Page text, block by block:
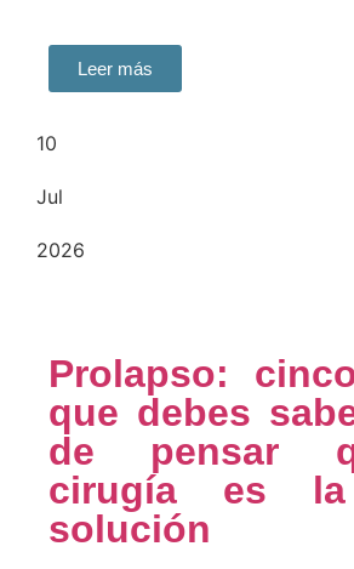
Leer más
10
Jul
2026
Prolapso:
que debes
de pensar
cirugía es
solución